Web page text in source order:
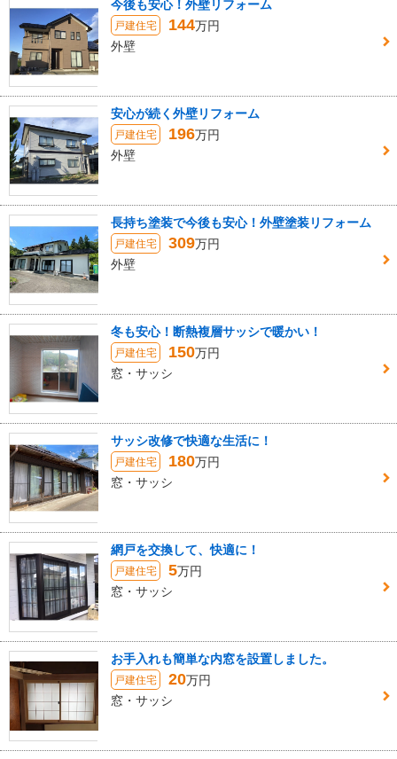
今後も安心！外壁リフォーム
戸建住宅 144万円
外壁
安心が続く外壁リフォーム
戸建住宅 196万円
外壁
長持ち塗装で今後も安心！外壁塗装リフォーム
戸建住宅 309万円
外壁
冬も安心！断熱複層サッシで暖かい！
戸建住宅 150万円
窓・サッシ
サッシ改修で快適な生活に！
戸建住宅 180万円
窓・サッシ
網戸を交換して、快適に！
戸建住宅 5万円
窓・サッシ
お手入れも簡単な内窓を設置しました。
戸建住宅 20万円
窓・サッシ